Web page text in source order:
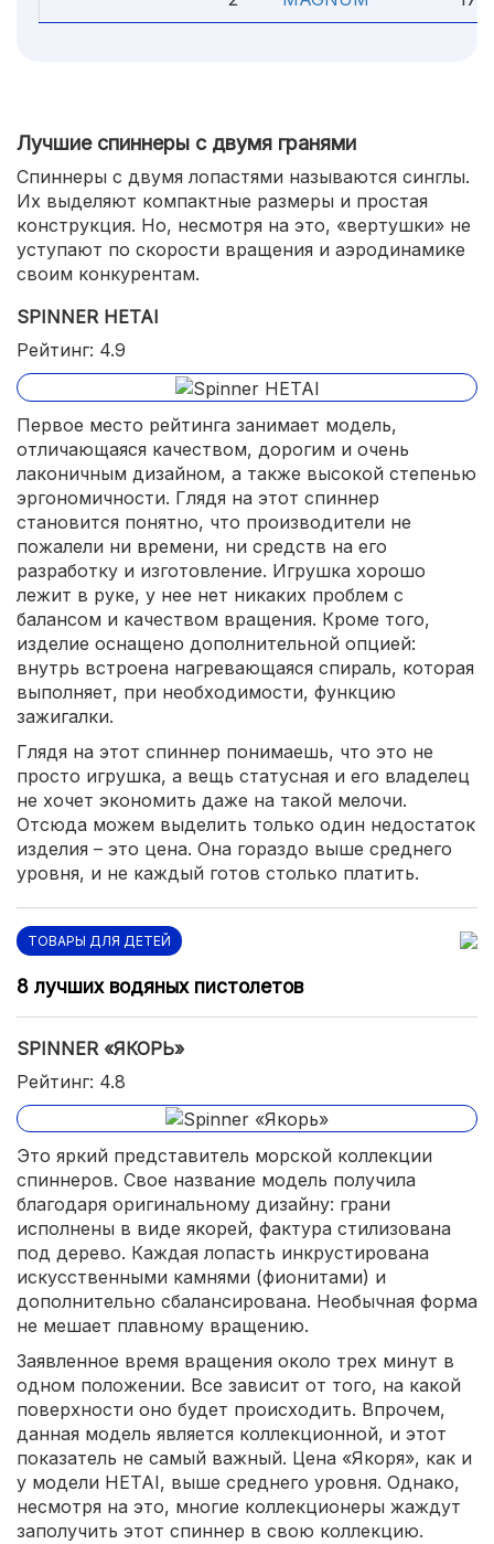
Лучшие спиннеры с двумя гранями
Спиннеры с двумя лопастями называются синглы.
Их выделяют компактные размеры и простая
конструкция. Но, несмотря на это, «вертушки» не
уступают по скорости вращения и аэродинамике
своим конкурентам.
SPINNER HETAI
Рейтинг: 4.9
Первое место рейтинга занимает модель,
отличающаяся качеством, дорогим и очень
лаконичным дизайном, а также высокой степенью
эргономичности. Глядя на этот спиннер
становится понятно, что производители не
пожалели ни времени, ни средств на его
разработку и изготовление. Игрушка хорошо
лежит в руке, у нее нет никаких проблем с
балансом и качеством вращения. Кроме того,
изделие оснащено дополнительной опцией:
внутрь встроена нагревающаяся спираль, которая
выполняет, при необходимости, функцию
зажигалки.
Глядя на этот спиннер понимаешь, что это не
просто игрушка, а вещь статусная и его владелец
не хочет экономить даже на такой мелочи.
Отсюда можем выделить только один недостаток
изделия – это цена. Она гораздо выше среднего
уровня, и не каждый готов столько платить.
ТОВАРЫ ДЛЯ ДЕТЕЙ
8 лучших водяных пистолетов
SPINNER «ЯКОРЬ»
Рейтинг: 4.8
Это яркий представитель морской коллекции
спиннеров. Свое название модель получила
благодаря оригинальному дизайну: грани
исполнены в виде якорей, фактура стилизована
под дерево. Каждая лопасть инкрустирована
искусственными камнями (фионитами) и
дополнительно сбалансирована. Необычная форма
не мешает плавному вращению.
Заявленное время вращения около трех минут в
одном положении. Все зависит от того, на какой
поверхности оно будет происходить. Впрочем,
данная модель является коллекционной, и этот
показатель не самый важный. Цена «Якоря», как и
у модели HETAI, выше среднего уровня. Однако,
несмотря на это, многие коллекционеры жаждут
заполучить этот спиннер в свою коллекцию.